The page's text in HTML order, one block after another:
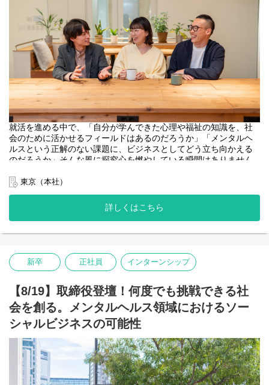
【こんな人におすすめ。一つでも当てはまったらぜひご参加くだ
・学生時代の経験、自身の「探究心」や学んできたことを、人や
社会のために活かしたい
・せっかく働くなら、「ビジネスの力」で社会をよりよくする仕
事に挑戦したい
・大企業の歯車ではなく、手触り感のある「社会を動かす実感」
が得られる環境を探している
・「何がしたいか分からなくなってきた…」一度立ち止まって、
自分の本音や価値観を整理したい
・ビジョンや「働く人の想い」を最優先にした企業選びをしたい
お申込後、順次参加のご案内をさせていただきます。
お住まいの地域や就活のフェーズ、関心のある分野を問わず、ど
自身のキャリアの選択肢を広げ、社会を動かす一歩を踏み出した
いという方、ぜひお気軽にご応募くださいね◎
あなたのご参加をお待ちしています！
【服装】
自由（ぜひ私服でご参加ください！）
【参加対象】
全学年対象
【当日のタイムスケジュール】※変更の可能性があります
・会社紹介：代表からソーシャルビジネスのリアルをお伝えしま
す
・代表・社員との座談会：社会を動かす実感を語る！代表・社員
とお話しいただけます
・今後の流れについてご案内 ※アンケートのご協力をお願いし
ております
【登壇者】
・新卒採用責任者
・現場で活躍する若手社員
※回により、参加メンバーが変更になる可能性がございます。
【このイベントに参加して得られること】
・「想い」をビジネスにする仕組みの理解：
ン」を代表がお話しします。
社員の就活時・入社後のリアルな話から、自分のキャリアのヒン
トが得られます。
・「自分らしさ」を考える場:
「自分はどうありたいか」「どんな社会課題に向き合いたいの
か」を整理し、他人のモノサシではない、自分軸を考えるきっか
けになります
【こんな人におすすめ。一つでも当てはまったらぜひご参加くだ
就活を進める中で、「自分が学んできた心理や福祉の知識を、社
会のために活かせるフィールドはあるのだろうか」「メンタルヘ
ルスという正解のない課題に、ビジネスとしてどう立ち向かえる
のだろうか」そんな風に探究心を燃やしている瞬間はありません
本イベントは自分らしく生きるためのインフラをつくる」をビジ
ョンに、日本のメンタルヘルス領域の課題解決に挑む私たちリヴ
ァが開催する、業界・サービス研究型のオープンカンパニーで
す。
ーク）プログラムなどのコンセプト開発を自ら手がけてきた、取
締役の青木が登壇します。
単なる会社紹介にとどまらず、現代日本が抱える「リアルな市場
と社会的影響」を解説。
その社会課題に対して、私たちがどのように持続可能なサービス
を構築し、2,000名以上の復帰実績を上げてきたのか、その舞台裏
をお話しします。
「ボランティア」で終わらせないソーシャルビジネスの可能性
や、福祉、心理領域、メンタルヘルス領域におけるキャリアの選
択肢を広げるヒントを、ぜひこのイベントで見つけてください。
東京（本社）
詳しくはこちら
新卒 正社員 インターンシップ
【8/19】取締役登壇！何度でも挑戦できる社
会を創る。メンタルヘルス領域におけるソー
シャルビジネスの可能性